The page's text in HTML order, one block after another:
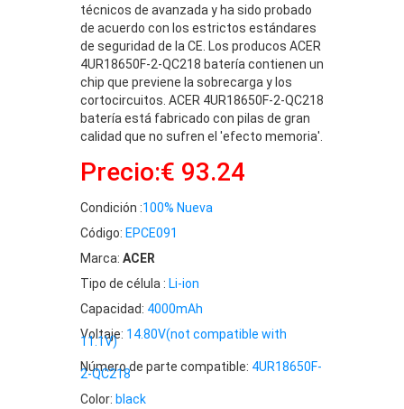
técnicos de avanzada y ha sido probado
de acuerdo con los estrictos estándares
de seguridad de la CE. Los producos ACER
4UR18650F-2-QC218 batería contienen un
chip que previene la sobrecarga y los
cortocircuitos. ACER 4UR18650F-2-QC218
batería está fabricado con pilas de gran
calidad que no sufren el 'efecto memoria'.
Precio:€ 93.24
Condición :100% Nueva
Código: EPCE091
Marca: ACER
Tipo de célula : Li-ion
Capacidad: 4000mAh
Voltaje: 14.80V(not compatible with
11.1V)
Número de parte compatible: 4UR18650F-
2-QC218
Color: black